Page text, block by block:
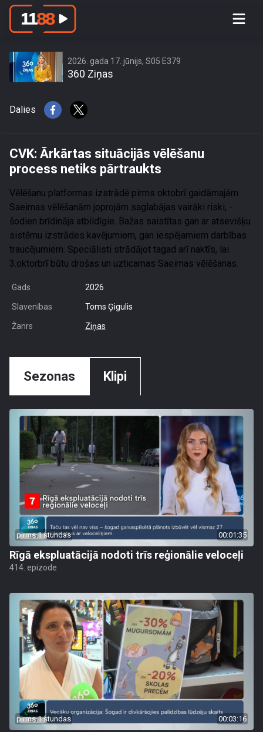
CVK: Ārkārtas situācijās vēlēšanu
2026. gada 17. jūnijs, S05 E379
360 Ziņas
Dalies
CVK: Ārkārtas situācijās vēlēšanu
process netiks pārtraukts
Vēlēšanu platformas izstrādē pirms oktobrī gaidāmajām
Saeimas vēlēšanām joprojām saglabājas vairāki riski, -
šodien brīdināja atbildīgie. Bažas saistītas gan ar atsevišķu
sistēmu izstrādes kavējumiem, gan iespējamiem darbības
traucējumiem. Speciālisti strādājot tagad arī naktīs, lai
3.oktorbrī būtu drošas un uzticamas Saeimas vēlēšanas.
Gads 2026
Slavenības Toms Ģigulis
Žanrs Ziņas
Sezonas Klipi
pirms 1 stundas 00:01:35
Rīgā ekspluatācijā nodoti trīs reģionālie veloceļi
414. epizode
pirms 1 stundas 00:03:16